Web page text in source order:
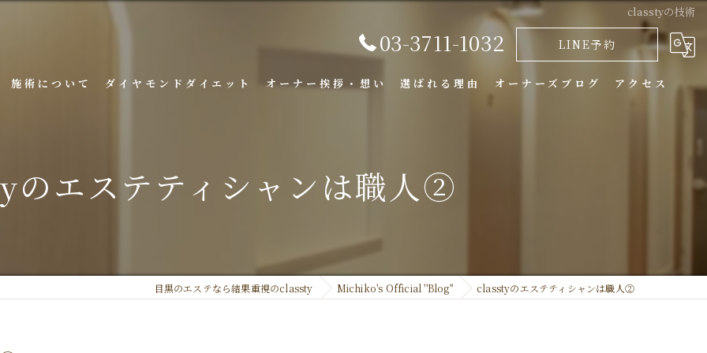
classtyの技術
03-3711-1032 LINE予約
施術について ダイヤモンドダイエット オーナー挨拶・想い 選ばれる理由 オーナーズブログ アクセス
エステティシャンは職人②
目黒のエステなら結果重視のclassty Michiko's Official ''Blog'' classtyのエステティシャンは職人②